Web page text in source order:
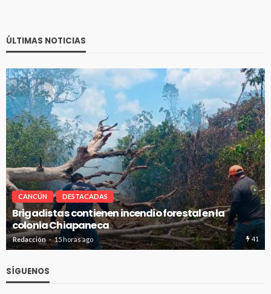
ÚLTIMAS NOTICIAS
41
CANCÚN DESTACADAS
Avanza en tiempo y forma la construcción de pozos
de absorción en Cancún
Redacción 15 horas ago
SÍGUENOS